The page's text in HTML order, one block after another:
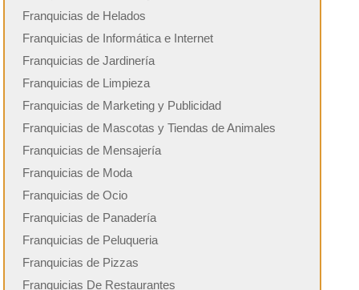
Franquicias de Helados
Franquicias de Informática e Internet
Franquicias de Jardinería
Franquicias de Limpieza
Franquicias de Marketing y Publicidad
Franquicias de Mascotas y Tiendas de Animales
Franquicias de Mensajería
Franquicias de Moda
Franquicias de Ocio
Franquicias de Panadería
Franquicias de Peluqueria
Franquicias de Pizzas
Franquicias De Restaurantes